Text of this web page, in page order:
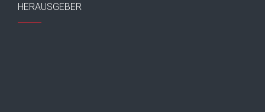
HERAUSGEBER